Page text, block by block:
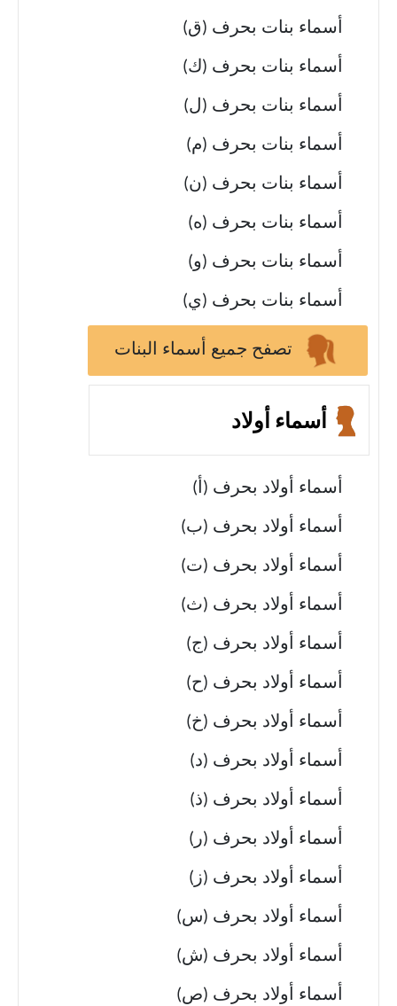
أسماء بنات بحرف (ق)
أسماء بنات بحرف (ك)
أسماء بنات بحرف (ل)
أسماء بنات بحرف (م)
أسماء بنات بحرف (ن)
أسماء بنات بحرف (ه)
أسماء بنات بحرف (و)
أسماء بنات بحرف (ي)
تصفح جميع أسماء البنات
أسماء أولاد
أسماء أولاد بحرف (أ)
أسماء أولاد بحرف (ب)
أسماء أولاد بحرف (ت)
أسماء أولاد بحرف (ث)
أسماء أولاد بحرف (ج)
أسماء أولاد بحرف (ح)
أسماء أولاد بحرف (خ)
أسماء أولاد بحرف (د)
أسماء أولاد بحرف (ذ)
أسماء أولاد بحرف (ر)
أسماء أولاد بحرف (ز)
أسماء أولاد بحرف (س)
أسماء أولاد بحرف (ش)
أسماء أولاد بحرف (ص)